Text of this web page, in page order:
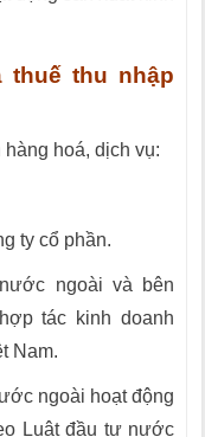
thu nhập
hoá, dịch vụ:
ty cổ phần.
ngoài và bên
tác kinh doanh
Nam.
ngoài hoạt động
Luật đầu tư nước